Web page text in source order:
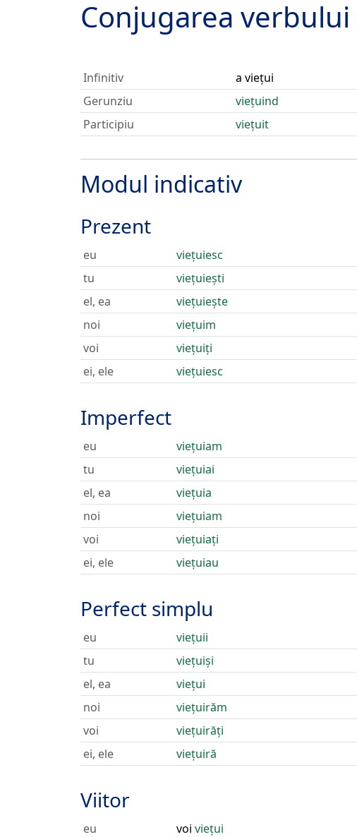
Conjugarea verbului
Infinitiv
a viețui
Gerunziu
viețuind
Participiu
viețuit
Modul indicativ
Prezent
eu
viețuiesc
tu
viețuiești
el, ea
viețuiește
noi
viețuim
voi
viețuiți
ei, ele
viețuiesc
Imperfect
eu
viețuiam
tu
viețuiai
el, ea
viețuia
noi
viețuiam
voi
viețuiați
ei, ele
viețuiau
Perfect simplu
eu
viețuii
tu
viețuiși
el, ea
viețui
noi
viețuirăm
voi
viețuirăți
ei, ele
viețuiră
Viitor
eu voi viețui